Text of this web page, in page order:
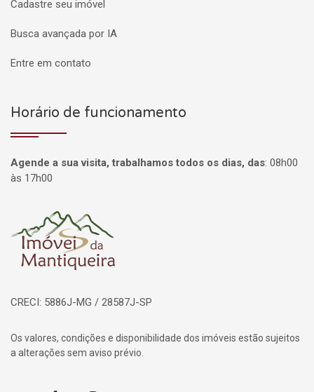
Cadastre seu imóvel
Busca avançada por IA
Entre em contato
Horário de funcionamento
Agende a sua visita, trabalhamos todos os dias, das: 08h00
às 17h00
Página inicial
CRECI: 5886J-MG / 28587J-SP
Os valores, condições e disponibilidade dos imóveis estão sujeitos
a alterações sem aviso prévio.